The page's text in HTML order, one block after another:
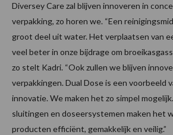
Diversey Care zal blijven innoveren in
verpakking, zo horen we. “Een
groot deel uit water. Het verplaatsen van
veel beter in onze bijdrage om
zo stelt Kadri. “Ook zullen we blijven
verpakkingen. Dual Dose is een voorbeeld
innovatie. We maken het zo simpel
sluitingen en doseersystemen maken het
producten efficiënt, gemakkelijk en veilig.”